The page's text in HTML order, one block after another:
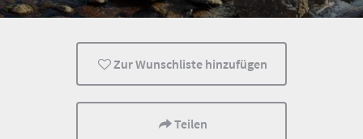
Familienreisen Wanderwege Vielfältige
Zur Wunschliste hinzufügen
Teilen